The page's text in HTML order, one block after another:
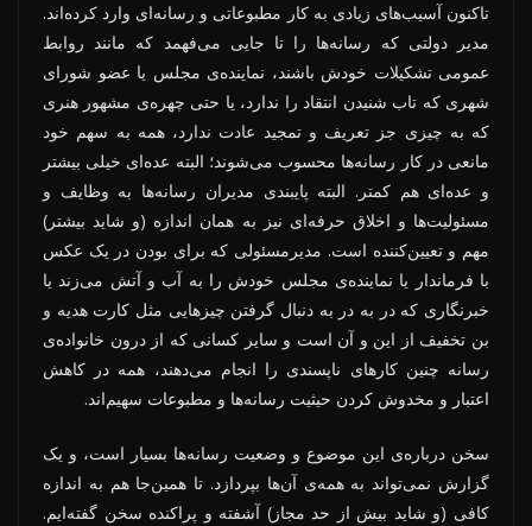
تاکنون آسیب‌های زیادی به کار مطبوعاتی و رسانه‌ای وارد کرده‌اند.
مدیر دولتی که رسانه‌ها را تا جایی می‌فهمد که مانند روابط
عمومی تشکیلات خودش باشند، نماینده‌ی مجلس یا عضو شورای
شهری که تاب شنیدن انتقاد را ندارد، یا حتی چهره‌ی مشهور هنری
که به چیزی جز تعریف و تمجید عادت ندارد، همه به سهم خود
مانعی در کار رسانه‌ها محسوب می‌شوند؛ البته عده‌ای خیلی بیشتر
و عده‌ای هم کمتر. البته پایبندی مدیران رسانه‌ها به وظایف و
مسئولیت‌ها و اخلاق حرفه‌ای نیز به همان اندازه (و شاید بیشتر)
مهم و تعیین‌کننده است. مدیرمسئولی که برای بودن در یک عکس
با فرماندار یا نماینده‌ی مجلس خودش را به آب و آتش می‌زند یا
خبرنگاری که در به در به دنبال گرفتن چیزهایی مثل کارت هدیه و
بن تخفیف از این و آن است و سایر کسانی که از درون خانواده‌ی
رسانه چنین کارهای ناپسندی را انجام می‌دهند، همه در کاهش
اعتبار و مخدوش کردن حیثیت رسانه‌ها و مطبوعات سهیم‌اند.
سخن درباره‌ی این موضوع و وضعیت رسانه‌ها بسیار است، و یک
گزارش نمی‌تواند به همه‌ی آن‌ها بپردازد. تا همین‌جا هم به اندازه
کافی (و شاید بیش از حد مجاز) آشفته و پراکنده سخن گفته‌ایم.